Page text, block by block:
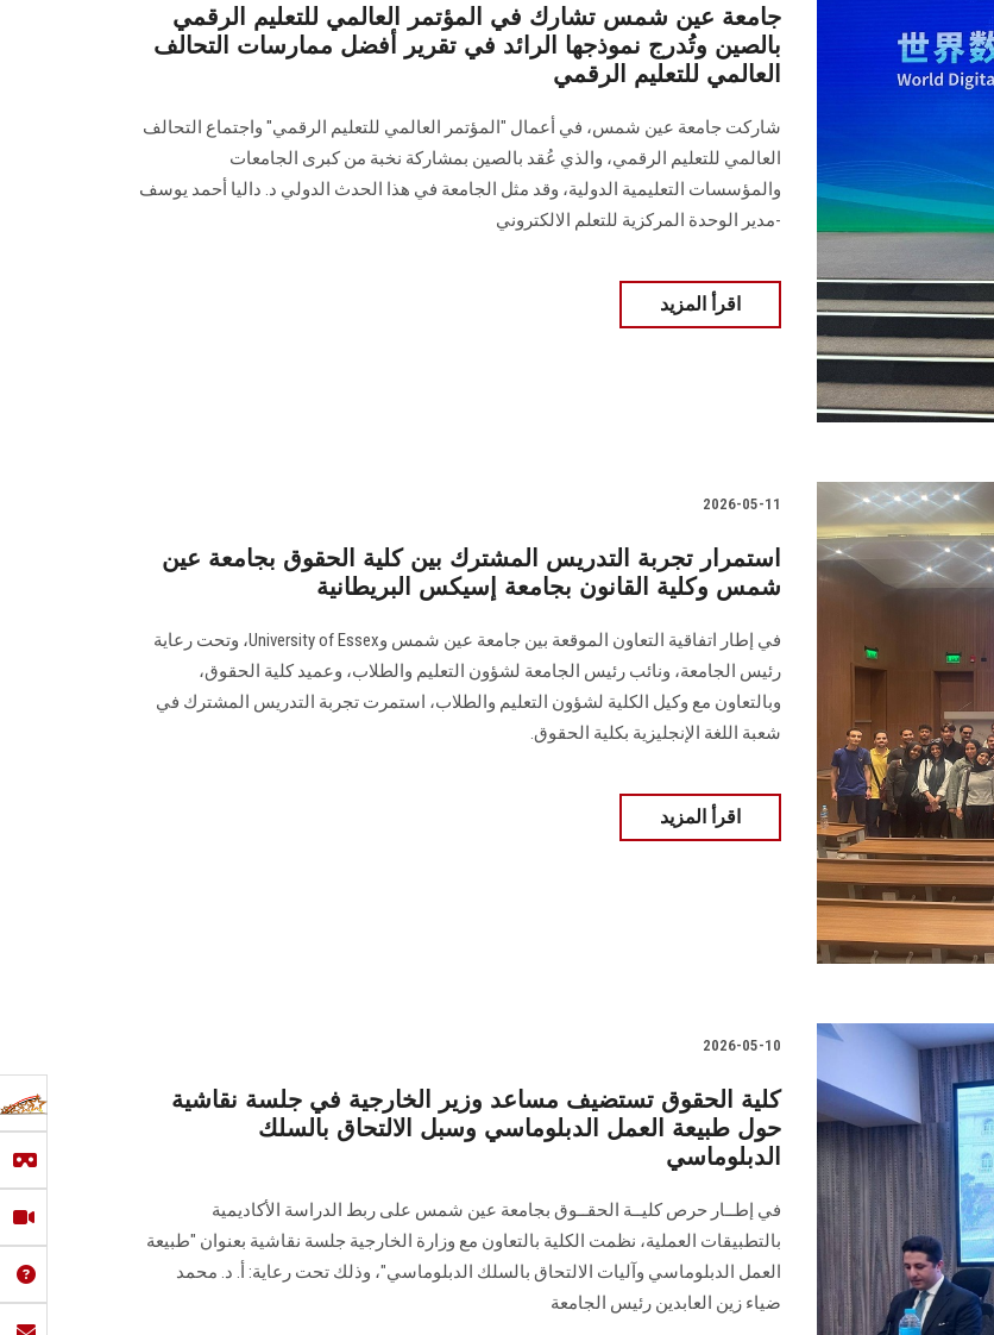
جامعة عين شمس تشارك في المؤتمر العالمي للتعليم الرقمي
بالصين وتُدرج نموذجها الرائد في تقرير أفضل ممارسات التحالف
العالمي للتعليم الرقمي
شاركت جامعة عين شمس، في أعمال "المؤتمر العالمي للتعليم الرقمي" واجتماع التحالف
العالمي للتعليم الرقمي، والذي عُقد بالصين بمشاركة نخبة من كبرى الجامعات
والمؤسسات التعليمية الدولية، وقد مثل الجامعة في هذا الحدث الدولي د. داليا أحمد يوسف
-مدير الوحدة المركزية للتعلم الالكتروني
اقرأ المزيد
2026-05-11
استمرار تجربة التدريس المشترك بين كلية الحقوق بجامعة عين
شمس وكلية القانون بجامعة إسيكس البريطانية
في إطار اتفاقية التعاون الموقعة بين جامعة عين شمس وUniversity of Essex، وتحت رعاية
رئيس الجامعة، ونائب رئيس الجامعة لشؤون التعليم والطلاب، وعميد كلية الحقوق،
وبالتعاون مع وكيل الكلية لشؤون التعليم والطلاب، استمرت تجربة التدريس المشترك في
شعبة اللغة الإنجليزية بكلية الحقوق.
اقرأ المزيد
2026-05-10
كلية الحقوق تستضيف مساعد وزير الخارجية في جلسة نقاشية
حول طبيعة العمل الدبلوماسي وسبل الالتحاق بالسلك
الدبلوماسي
في إطــار حرص كليــة الحقــوق بجامعة عين شمس على ربط الدراسة الأكاديمية
بالتطبيقات العملية، نظمت الكلية بالتعاون مع وزارة الخارجية جلسة نقاشية بعنوان "طبيعة
العمل الدبلوماسي وآليات الالتحاق بالسلك الدبلوماسي"، وذلك تحت رعاية: أ. د. محمد
ضياء زين العابدين رئيس الجامعة